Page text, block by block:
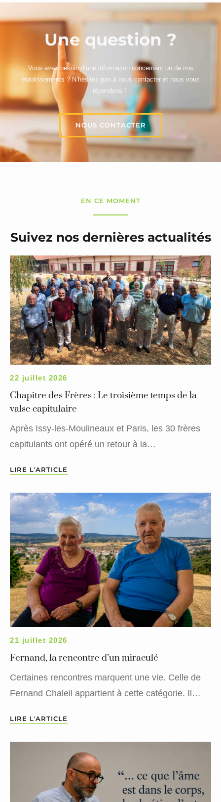
Une question ?
Vous avez besoin d’une information concernant un de nos
établissements ? N’hésitez pas à nous contacter et nous vous
répondons !
NOUS CONTACTER
EN CE MOMENT
Suivez nos dernières actualités
22 juillet 2026
Chapitre des Frères : Le troisième temps de la
valse capitulaire
Après Issy-les-Moulineaux et Paris, les 30 frères
capitulants ont opéré un retour à la…
LIRE L'ARTICLE
21 juillet 2026
Fernand, la rencontre d’un miraculé
Certaines rencontres marquent une vie. Celle de
Fernand Chaleil appartient à cette catégorie. Il…
LIRE L'ARTICLE